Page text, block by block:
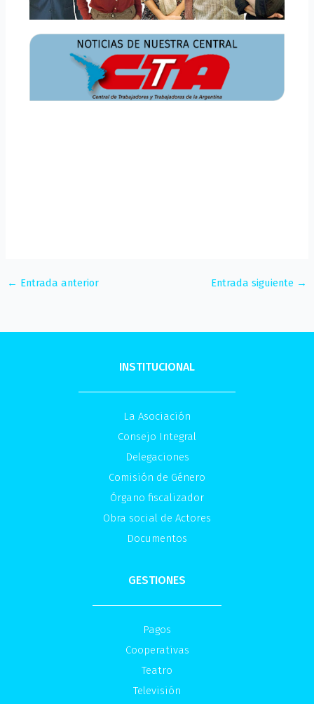
← Entrada anterior Entrada siguiente →
INSTITUCIONAL
La Asociación
Consejo Integral
Delegaciones
Comisión de Género
Órgano fiscalizador
Obra social de Actores
Documentos
GESTIONES
Pagos
Cooperativas
Teatro
Televisión